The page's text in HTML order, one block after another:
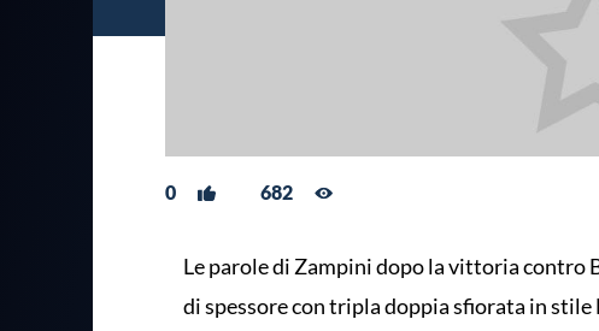
0 682
Le parole di Zampini dopo la vittoria contro
di spessore con tripla doppia sfiorata in